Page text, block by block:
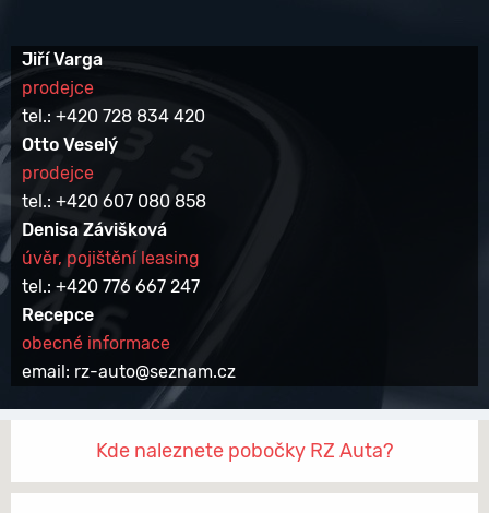
Jiří Varga
prodejce
tel.: +420 728 834 420
Otto Veselý
prodejce
tel.: +420 607 080 858
Denisa Závišková
úvěr, pojištění leasing
tel.: +420 776 667 247
Recepce
obecné informace
email: rz-auto@seznam.cz
Kde naleznete pobočky RZ Auta?